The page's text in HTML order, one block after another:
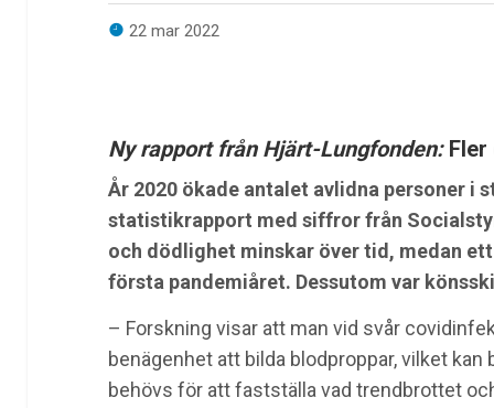
22 mar 2022
Ny rapport från Hjärt-Lungfonden: Fler
År 2020 ökade antalet avlidna personer i
statistikrapport med siffror från
och dödlighet minskar över tid, medan
första pandemiåret. Dessutom var
– Forskning visar att man vid svår
benägenhet att bilda blodproppar, vilket
behövs för att fastställa vad trendbrottet